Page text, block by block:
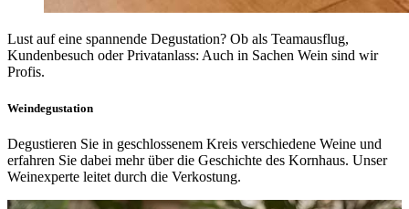
Lust auf eine spannende Degustation? Ob als Teamausflug,
Kundenbesuch oder Privatanlass: Auch in Sachen Wein sind wir
Profis.
Weindegustation
Degustieren Sie in geschlossenem Kreis verschiedene Weine und
erfahren Sie dabei mehr über die Geschichte des Kornhaus. Unser
Weinexperte leitet durch die Verkostung.